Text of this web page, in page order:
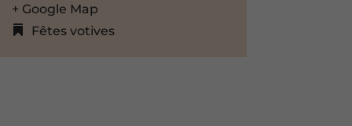
+ Google Map
Fêtes votives